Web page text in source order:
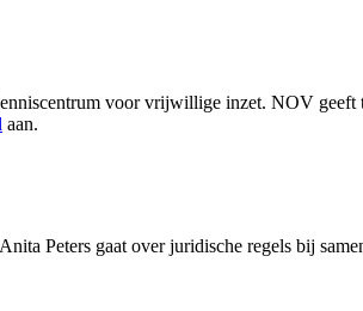
voor vrijwillige inzet. NOV
aan.
Peters gaat over juridische regels bij